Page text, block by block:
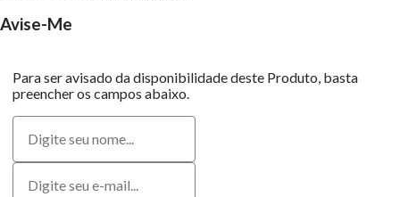
Avise-Me
Para ser avisado da disponibilidade deste Produto, basta
preencher os campos abaixo.